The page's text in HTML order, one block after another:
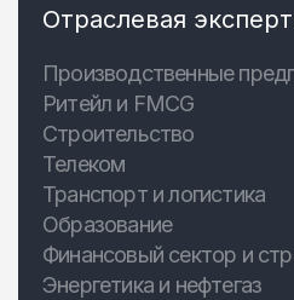
Отраслевая
Производственные
Ритейл и FMCG
Строительство
Телеком
Транспорт и логистика
Образование
Финансовый сектор и
Энергетика и нефтегаз